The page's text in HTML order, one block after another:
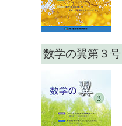
数学の翼第３号